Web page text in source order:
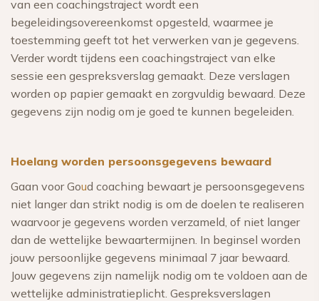
van een coachingstraject wordt een
begeleidingsovereenkomst opgesteld, waarmee je
toestemming geeft tot het verwerken van je gegevens.
Verder wordt tijdens een coachingstraject van elke
sessie een gespreksverslag gemaakt. Deze verslagen
worden op papier gemaakt en zorgvuldig bewaard. Deze
gegevens zijn nodig om je goed te kunnen begeleiden.
Hoelang worden persoonsgegevens bewaard
Gaan voor Goud coaching bewaart je persoonsgegevens
niet langer dan strikt nodig is om de doelen te realiseren
waarvoor je gegevens worden verzameld, of niet langer
dan de wettelijke bewaartermijnen. In beginsel worden
jouw persoonlijke gegevens minimaal 7 jaar bewaard.
Jouw gegevens zijn namelijk nodig om te voldoen aan de
wettelijke administratieplicht. Gespreksverslagen